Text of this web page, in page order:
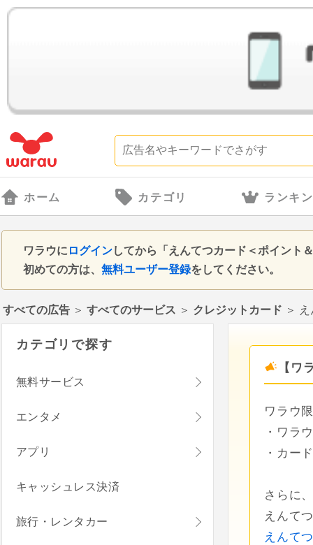
ホーム カテゴリ ランキ
ワラウに ログインしてから「えんてつカード＜ポイント
初めての方は、 無料ユーザー登録をしてください。
すべての広告 ＞ すべてのサービス ＞ クレジットカード ＞
【ワ
ワラウ
・ワラ
・カー
さらに
えんて
えんて
カテゴリで探す
無料サービス
エンタメ
アプリ
キャッシュレス決済
旅行・レンタカー